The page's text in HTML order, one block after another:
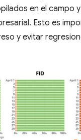
en el campo
Esto es
y evitar